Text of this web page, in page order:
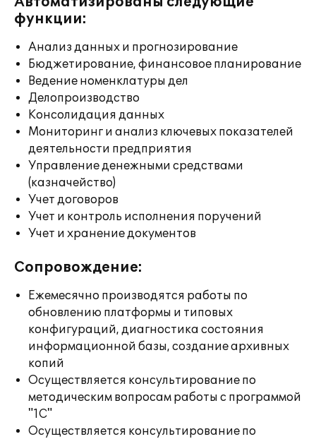
функции:
Анализ данных и прогнозирование
Бюджетирование, финансовое планирование
Ведение номенклатуры дел
Делопроизводство
Консолидация данных
Мониторинг и анализ ключевых показателей
деятельности предприятия
Управление денежными средствами
(казначейство)
Учет договоров
Учет и контроль исполнения поручений
Учет и хранение документов
Сопровождение:
Ежемесячно производятся работы по
обновлению платформы и типовых
конфигураций, диагностика состояния
информационной базы, создание архивных
копий
Осуществляется консультирование по
методическим вопросам работы с программой
"1С"
Осуществляется консультирование по